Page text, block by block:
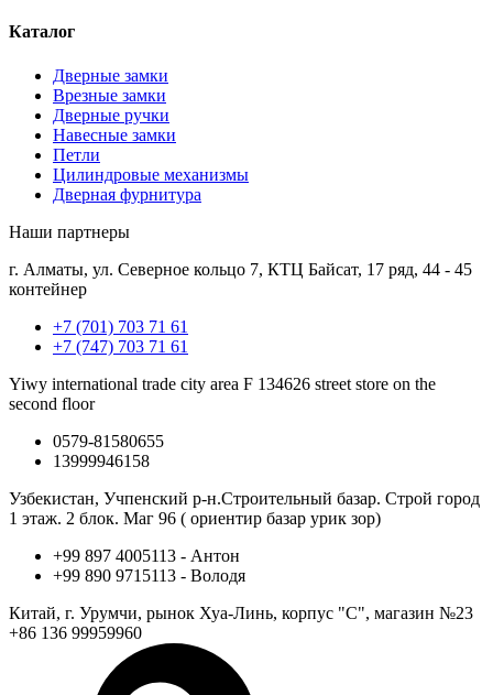
Каталог
Дверные замки
Врезные замки
Дверные ручки
Навесные замки
Петли
Цилиндровые механизмы
Дверная фурнитура
Наши партнеры
г. Алматы, ул. Северное кольцо 7, КТЦ Байсат, 17 ряд, 44 - 45
контейнер
+7 (701) 703 71 61
+7 (747) 703 71 61
Yiwy international trade city area F 134626 street store on the
second floor
0579-81580655
13999946158
Узбекистан, Учпенский р-н.Строительный базар. Строй город
1 этаж. 2 блок. Маг 96 ( ориентир базар урик зор)
+99 897 4005113 - Антон
+99 890 9715113 - Володя
Китай, г. Урумчи, рынок Хуа-Линь, корпус "С", магазин №23
+86 136 99959960